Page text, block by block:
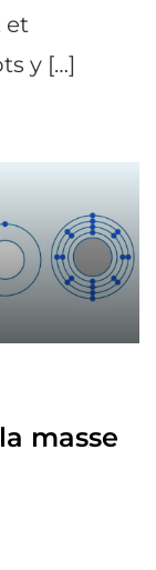
et
y […]
masse